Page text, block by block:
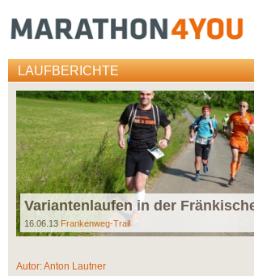
LAUFBERICHTE
Variantenlaufen in der
16.06.13 Frankenweg-Trail
Autor:Anton Lautner